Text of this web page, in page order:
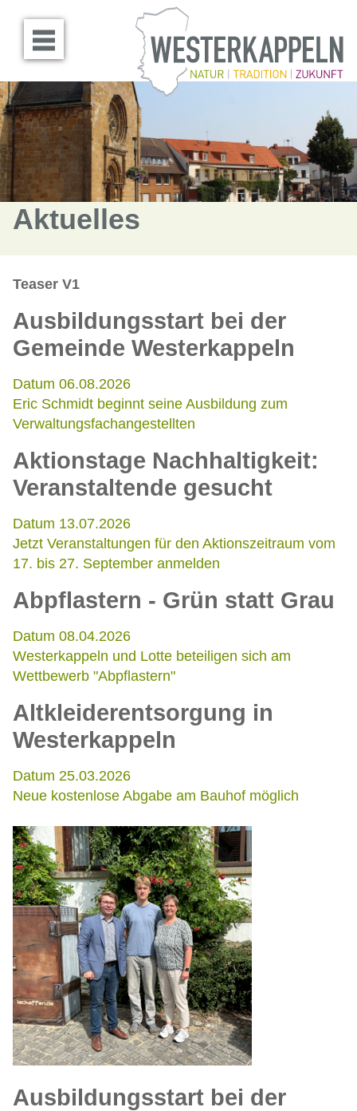
Menü öffnen
Aktuelles
Teaser V1
Ausbildungsstart bei der
Gemeinde Westerkappeln
Datum 06.08.2026
Eric Schmidt beginnt seine Ausbildung zum
Verwaltungsfachangestellten
Aktionstage Nachhaltigkeit:
Veranstaltende gesucht
Datum 13.07.2026
Jetzt Veranstaltungen für den Aktionszeitraum vom
17. bis 27. September anmelden
Abpflastern - Grün statt Grau
Datum 08.04.2026
Westerkappeln und Lotte beteiligen sich am
Wettbewerb "Abpflastern"
Altkleiderentsorgung in
Westerkappeln
Datum 25.03.2026
Neue kostenlose Abgabe am Bauhof möglich
Ausbildungsstart bei der